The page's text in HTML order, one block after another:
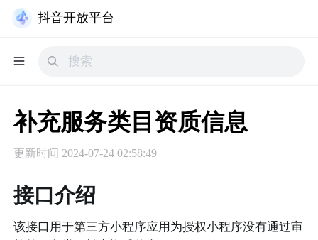
抖音开放平台
补充服务类目资质信息
更新时间 2024-07-24 02:58:49
接口介绍
该接口用于第三方小程序应用为授权小程序没有通过审